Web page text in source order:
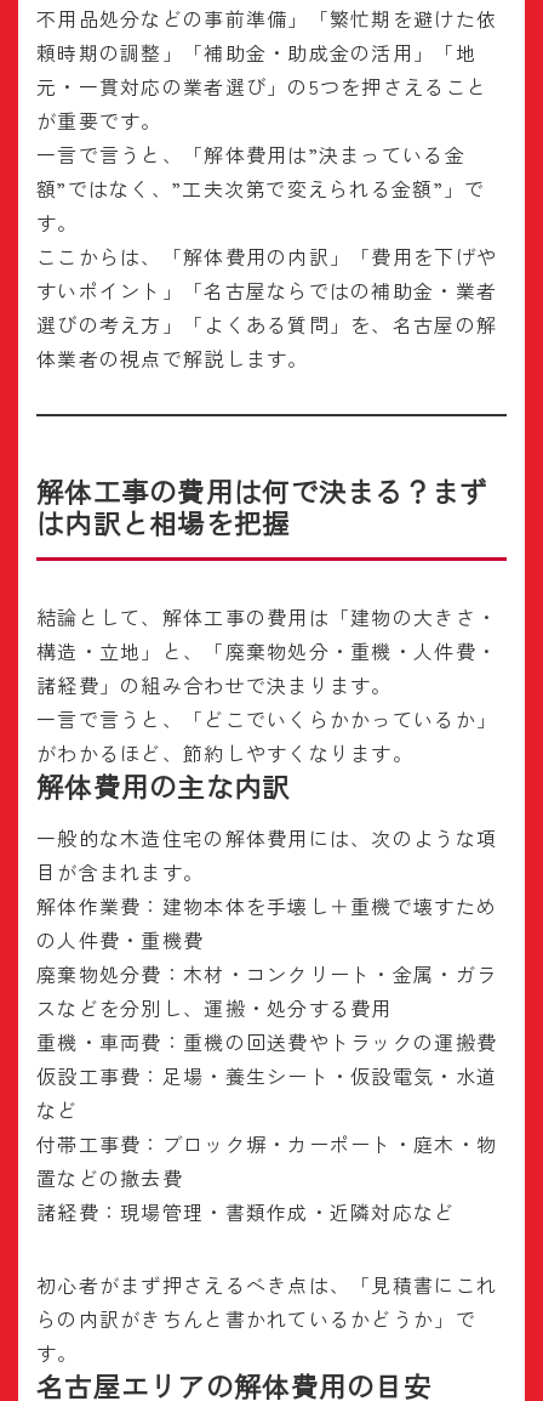
不用品処分などの事前準備」「繁忙期を避けた依
頼時期の調整」「補助金・助成金の活用」「地
元・一貫対応の業者選び」の5つを押さえること
が重要です。
一言で言うと、「解体費用は”決まっている金
額”ではなく、”工夫次第で変えられる金額”」で
す。
ここからは、「解体費用の内訳」「費用を下げや
すいポイント」「名古屋ならではの補助金・業者
選びの考え方」「よくある質問」を、名古屋の解
体業者の視点で解説します。
解体工事の費用は何で決まる？まず
は内訳と相場を把握
結論として、解体工事の費用は「建物の大きさ・
構造・立地」と、「廃棄物処分・重機・人件費・
諸経費」の組み合わせで決まります。
一言で言うと、「どこでいくらかかっているか」
がわかるほど、節約しやすくなります。
解体費用の主な内訳
一般的な木造住宅の解体費用には、次のような項
目が含まれます。
解体作業費：建物本体を手壊し＋重機で壊すため
の人件費・重機費
廃棄物処分費：木材・コンクリート・金属・ガラ
スなどを分別し、運搬・処分する費用
重機・車両費：重機の回送費やトラックの運搬費
仮設工事費：足場・養生シート・仮設電気・水道
など
付帯工事費：ブロック塀・カーポート・庭木・物
置などの撤去費
諸経費：現場管理・書類作成・近隣対応など
初心者がまず押さえるべき点は、「見積書にこれ
らの内訳がきちんと書かれているかどうか」で
す。
名古屋エリアの解体費用の目安